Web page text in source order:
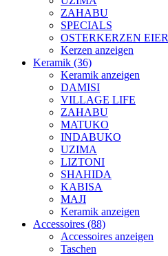
ZAHABU
SPECIALS
OSTERKERZEN EIER
Kerzen anzeigen
Keramik (36)
Keramik anzeigen
DAMISI
VILLAGE LIFE
ZAHABU
MATUKO
INDABUKO
UZIMA
LIZTONI
SHAHIDA
KABISA
MAJI
Keramik anzeigen
Accessoires (88)
Accessoires anzeigen
Taschen